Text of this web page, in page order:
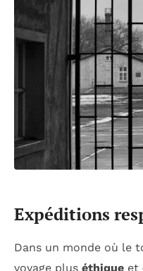
Expéditions
Dans un monde où le
voyage plus éthique et